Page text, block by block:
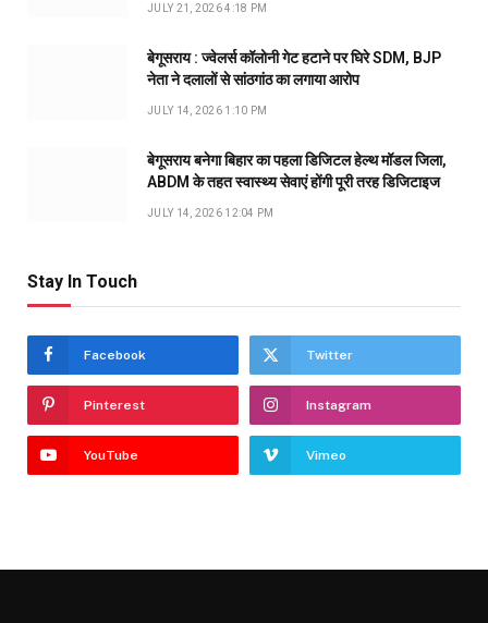
JULY 21, 2026 4:18 PM
बेगूसराय : ज्वेलर्स कॉलोनी गेट हटाने पर घिरे SDM, BJP
नेता ने दलालों से सांठगांठ का लगाया आरोप
JULY 14, 2026 1:10 PM
बेगूसराय बनेगा बिहार का पहला डिजिटल हेल्थ मॉडल जिला,
ABDM के तहत स्वास्थ्य सेवाएं होंगी पूरी तरह डिजिटाइज
JULY 14, 2026 12:04 PM
Stay In Touch
Facebook Twitter
Pinterest Instagram
YouTube Vimeo